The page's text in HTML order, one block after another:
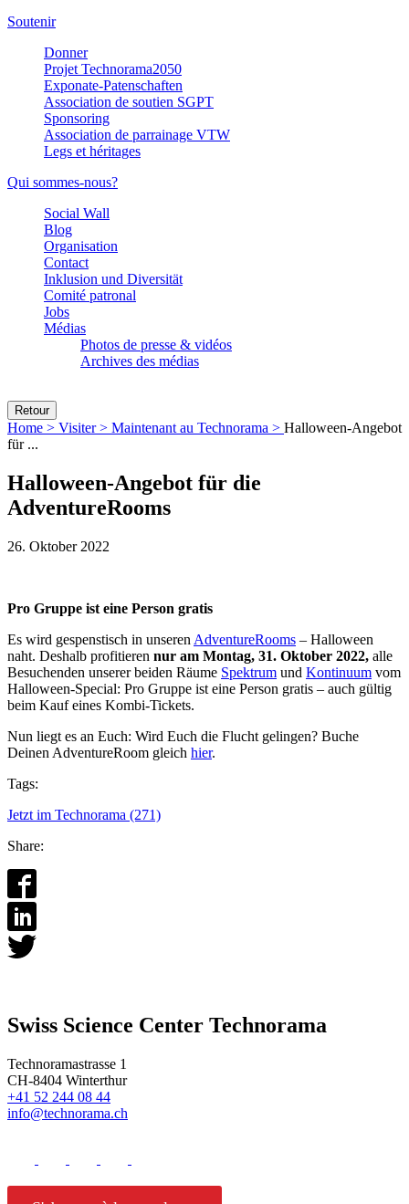
Soutenir
Donner
Projet Technorama2050
Exponate-Patenschaften
Association de soutien SGPT
Sponsoring
Association de parrainage VTW
Legs et héritages
Qui sommes-nous?
Social Wall
Blog
Organisation
Contact
Inklusion und Diversität
Comité patronal
Jobs
Médias
Photos de presse & vidéos
Archives des médias
Retour
Home > Visiter > Maintenant au Technorama > Halloween-Angebot
für ...
Halloween-Angebot für die
AdventureRooms
26. Oktober 2022
Pro Gruppe ist eine Person gratis
Es wird gespenstisch in unseren AdventureRooms – Halloween
naht. Deshalb profitieren nur am Montag, 31. Oktober 2022, alle
Besuchenden unserer beiden Räume Spektrum und Kontinuum vom
Halloween-Special: Pro Gruppe ist eine Person gratis – auch gültig
beim Kauf eines Kombi-Tickets.
Nun liegt es an Euch: Wird Euch die Flucht gelingen? Buche
Deinen AdventureRoom gleich hier.
Tags:
Jetzt im Technorama (271)
Share:
Swiss Science Center Technorama
Technoramastrasse 1
CH-8404 Winterthur
+41 52 244 08 44
info@technorama.ch